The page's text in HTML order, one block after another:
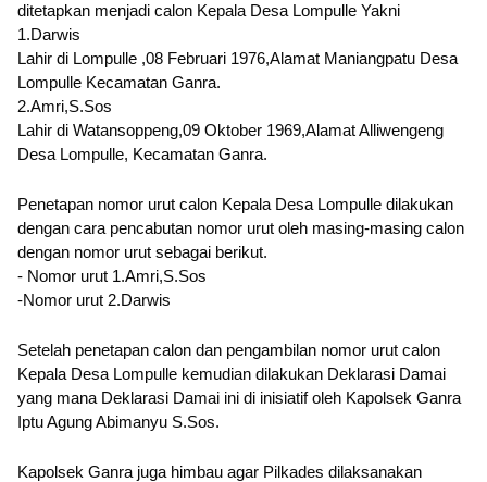
ditetapkan menjadi calon Kepala Desa Lompulle Yakni
1.Darwis
Lahir di Lompulle ,08 Februari 1976,Alamat Maniangpatu Desa
Lompulle Kecamatan Ganra.
2.Amri,S.Sos
Lahir di Watansoppeng,09 Oktober 1969,Alamat Alliwengeng
Desa Lompulle, Kecamatan Ganra.
Penetapan nomor urut calon Kepala Desa Lompulle dilakukan
dengan cara pencabutan nomor urut oleh masing-masing calon
dengan nomor urut sebagai berikut.
- Nomor urut 1.Amri,S.Sos
-Nomor urut 2.Darwis
Setelah penetapan calon dan pengambilan nomor urut calon
Kepala Desa Lompulle kemudian dilakukan Deklarasi Damai
yang mana Deklarasi Damai ini di inisiatif oleh Kapolsek Ganra
Iptu Agung Abimanyu S.Sos.
Kapolsek Ganra juga himbau agar Pilkades dilaksanakan